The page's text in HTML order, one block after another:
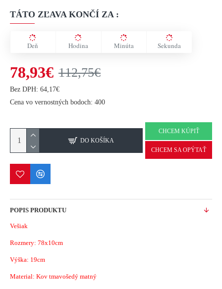
TÁTO ZĽAVA KONČÍ ZA :
Deň Hodina Minúta Sekunda
78,93€ 112,75€
Bez DPH: 64,17€
Cena vo vernostných bodoch: 400
DO KOŠÍKA
CHCEM KÚPIŤ
CHCEM SA OPÝTAŤ
POPIS PRODUKTU
Vešiak
Rozmery: 78x10cm
Výška: 19cm
Material: Kov tmavošedý matný